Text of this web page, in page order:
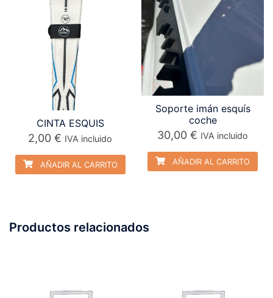
CINTA ESQUIS
2,00€ IVA incluido
AÑADIR AL CARRITO
Soporte imán esquís
coche
30,00€ IVA incluido
AÑADIR AL CARRITO
Productos relacionados